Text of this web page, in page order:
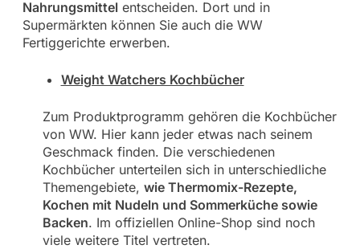
Nahrungsmittel entscheiden. Dort und in
Supermärkten können Sie auch die WW
Fertiggerichte erwerben.
Weight Watchers Kochbücher
Zum Produktprogramm gehören die Kochbücher
von WW. Hier kann jeder etwas nach seinem
Geschmack finden. Die verschiedenen
Kochbücher unterteilen sich in unterschiedliche
Themengebiete, wie Thermomix-Rezepte,
Kochen mit Nudeln und Sommerküche sowie
Backen. Im offiziellen Online-Shop sind noch
viele weitere Titel vertreten.